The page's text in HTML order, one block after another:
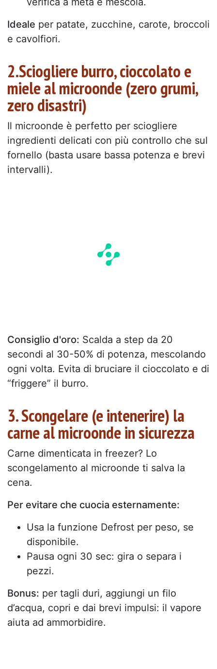
Ideale per patate, zucchine, carote, broccoli
e cavolfiori.
2.Sciogliere burro, cioccolato e
miele al microonde (zero grumi,
zero disastri)
Il microonde è perfetto per sciogliere
ingredienti delicati con più controllo che sul
fornello (basta usare bassa potenza e brevi
intervalli).
Consiglio d'oro: Scalda a step da 20
secondi al 30-50% di potenza, mescolando
ogni volta. Evita di bruciare il cioccolato e di
“friggere” il burro.
3. Scongelare (e intenerire) la
carne al microonde in sicurezza
Carne dimenticata in freezer? Lo
scongelamento al microonde ti salva la
cena.
Per evitare che cuocia esternamente:
Usa la funzione Defrost per peso, se
disponibile.
Pausa ogni 30 sec: gira o separa i
pezzi.
Bonus: per tagli duri, aggiungi un filo
d’acqua, copri e dai brevi impulsi: il vapore
aiuta ad ammorbidire.